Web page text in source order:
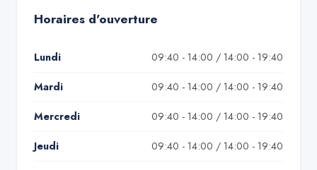
Horaires d'ouverture
Lundi 09:40 - 14:00 / 14:00 - 19:40
Mardi 09:40 - 14:00 / 14:00 - 19:40
Mercredi 09:40 - 14:00 / 14:00 - 19:40
Jeudi 09:40 - 14:00 / 14:00 - 19:40